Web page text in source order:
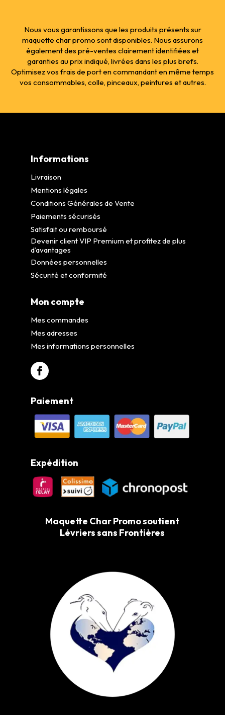
Nous vous garantissons que les produits présents sur
maquette char promo sont disponibles. Nous assurons
également des pré-ventes clairement identifiées et
garanties au prix indiqué, livrées dans les plus brefs.
Optimisez vos frais de port en commandant en même temps
vos consommables, colle, pinceaux, peintures et autres.
Informations
Livraison
Mentions légales
Conditions Générales de Vente
Paiements sécurisés
Satisfait ou remboursé
Devenir client VIP Premium et profitez de plus
d’avantages
Données personnelles
Sécurité et conformité
Mon compte
Mes commandes
Mes adresses
Mes informations personnelles
Paiement
Expédition
Maquette Char Promo soutient
Lévriers sans Frontières